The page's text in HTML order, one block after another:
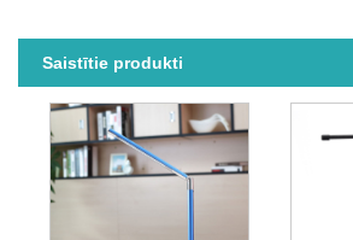
Saistītie produkti